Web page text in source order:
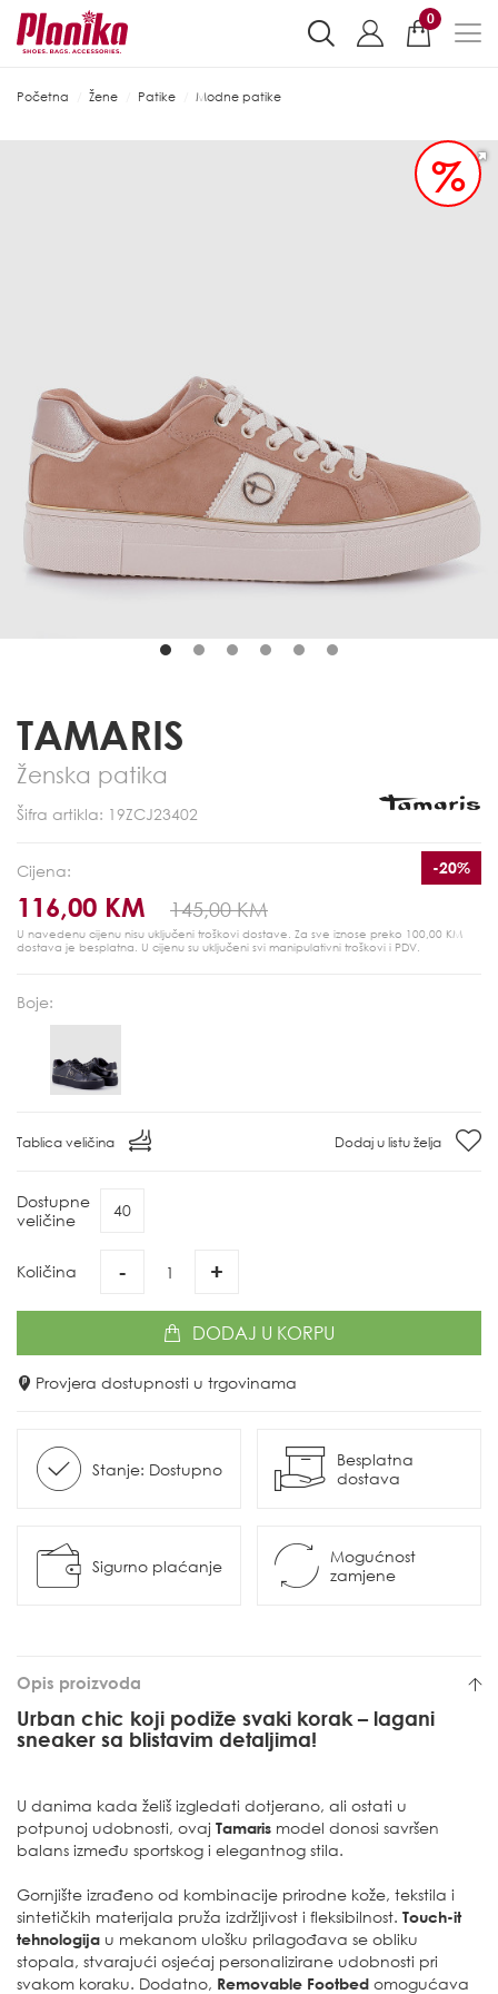
0
Početna Žene Patike Modne patike
%
TAMARIS
Ženska patika
Šifra artikla: 19ZCJ23402
Cijena:
116,00 KM 145,00 KM
-20%
U navedenu cijenu nisu uključeni troškovi dostave. Za sve iznose preko 100,00 KM
dostava je besplatna. U cijenu su uključeni svi manipulativni troškovi i PDV.
Boje:
Tablica veličina Dodaj u listu želja
Dostupne
veličine
40
Količina - +
DODAJ U KORPU
Provjera dostupnosti u trgovinama
Stanje: Dostupno
Besplatna
dostava
Sigurno plaćanje
Mogućnost
zamjene
Opis proizvoda
Urban chic koji podiže svaki korak – lagani
sneaker sa blistavim detaljima!
U danima kada želiš izgledati dotjerano, ali ostati u
potpunoj udobnosti, ovaj Tamaris model donosi savršen
balans između sportskog i elegantnog stila.
Gornjište izrađeno od kombinacije prirodne kože, tekstila i
sintetičkih materijala pruža izdržljivost i fleksibilnost. Touch-it
tehnologija u mekanom ulošku prilagođava se obliku
stopala, stvarajući osjećaj personalizirane udobnosti pri
svakom koraku. Dodatno, Removable Footbed omogućava